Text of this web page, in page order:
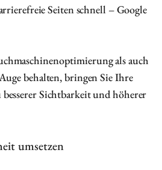
Seiten schnell – Google
als auch
behalten, bringen Sie Ihre
besserer Sichtbarkeit und höherer
umsetzen